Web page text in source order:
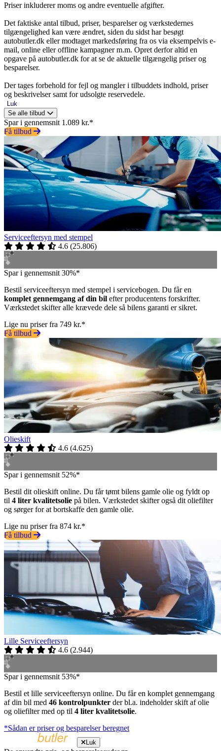
Priser inkluderer moms og andre eventuelle afgifter.
Det faktiske antal tilbud, priser, besparelser og værkstedernes
tilgængelighed kan være ændret, siden du sidst har besøgt
autobutler.dk eller modtaget markedsføring fra os via eksempelvis e-
mail, online eller offline kampagner m.m. Opret derfor altid en
opgave på autobutler.dk for at se de aktuelle tilgængelig priser og
besparelser.
Der tages forbehold for fejl og mangler i tilbuddets indhold, priser
og beskrivelser samt for udsolgte reservedele.
Luk
Se alle tilbud
Spar i gennemsnit 1.089 kr.*
Få tilbud
Serviceeftersyn med stempel
4.6 (25.806)
Spar i gennemsnit 30%*
Bestil serviceeftersyn med stempel i servicebogen. Du får en
komplet gennemgang af din bil efter producentens forskrifter.
Værkstedet skifter alle krævede dele så bilens garanti er sikret.
Lige nu priser fra 749 kr.*
Få tilbud
Olieskift
4.6 (4.625)
Spar i gennemsnit 52%*
Bestil dit olieskift online. Du får tømt bilens gamle olie og fyldt op
til 4 liter kvalitetsolie på bilen. Værkstedet skifter også dit oliefilter
og sørger for at bortskaffe den gamle olie.
Lige nu priser fra 874 kr.*
Få tilbud
Lille Serviceeftersyn
4.6 (2.944)
Spar i gennemsnit 53%*
Bestil et lille serviceeftersyn online. Du får en komplet gennemgang
af din bil med 46 kontrolpunkter der bl.a. indeholder skift af olie
og oliefilter med op til 4 liter kvalitetsolie.
*Sådan er priser og besparelser beregnet
Luk